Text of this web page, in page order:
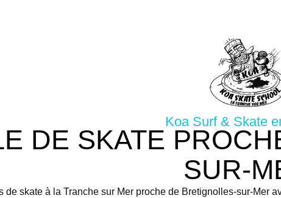
Koa Surf & Skate
DE SKATE
SUR-
de skate à la Tranche sur Mer proche de Bretignolles-sur-Mer